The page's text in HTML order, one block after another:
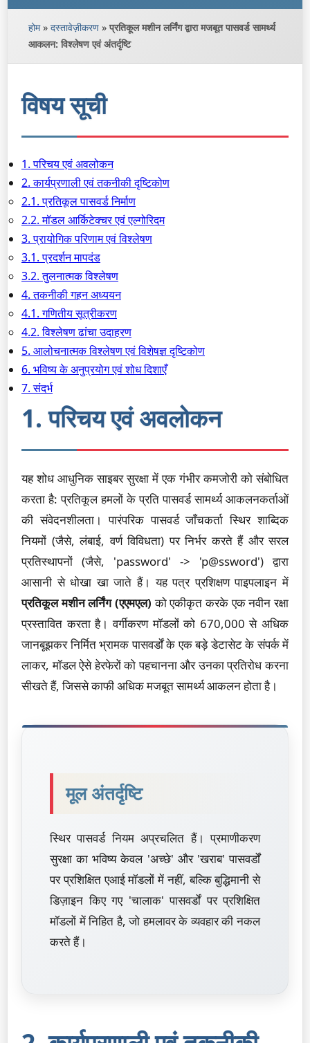
होम» दस्तावेज़ीकरण » प्रतिकूल मशीन लर्निंग द्वारा मजबूत पासवर्ड सामर्थ्य
आकलन: विश्लेषण एवं अंतर्दृष्टि
विषय सूची
1. परिचय एवं अवलोकन
2. कार्यप्रणाली एवं तकनीकी दृष्टिकोण
2.1. प्रतिकूल पासवर्ड निर्माण
2.2. मॉडल आर्किटेक्चर एवं एल्गोरिदम
3. प्रायोगिक परिणाम एवं विश्लेषण
3.1. प्रदर्शन मापदंड
3.2. तुलनात्मक विश्लेषण
4. तकनीकी गहन अध्ययन
4.1. गणितीय सूत्रीकरण
4.2. विश्लेषण ढांचा उदाहरण
5. आलोचनात्मक विश्लेषण एवं विशेषज्ञ दृष्टिकोण
6. भविष्य के अनुप्रयोग एवं शोध दिशाएँ
7. संदर्भ
1. परिचय एवं अवलोकन
यह शोध आधुनिक साइबर सुरक्षा में एक गंभीर कमजोरी को संबोधित
करता है: प्रतिकूल हमलों के प्रति पासवर्ड सामर्थ्य आकलनकर्ताओं
की संवेदनशीलता। पारंपरिक पासवर्ड जाँचकर्ता स्थिर शाब्दिक
नियमों (जैसे, लंबाई, वर्ण विविधता) पर निर्भर करते हैं और सरल
प्रतिस्थापनों (जैसे, 'password' -> 'p@ssword') द्वारा
आसानी से धोखा खा जाते हैं। यह पत्र प्रशिक्षण पाइपलाइन में
प्रतिकूल मशीन लर्निंग (एएमएल) को एकीकृत करके एक नवीन रक्षा
प्रस्तावित करता है। वर्गीकरण मॉडलों को 670,000 से अधिक
जानबूझकर निर्मित भ्रामक पासवर्डों के एक बड़े डेटासेट के संपर्क में
लाकर, मॉडल ऐसे हेरफेरों को पहचानना और उनका प्रतिरोध करना
सीखते हैं, जिससे काफी अधिक मजबूत सामर्थ्य आकलन होता है।
मूल अंतर्दृष्टि
स्थिर पासवर्ड नियम अप्रचलित हैं। प्रमाणीकरण
सुरक्षा का भविष्य केवल 'अच्छे' और 'खराब' पासवर्डों
पर प्रशिक्षित एआई मॉडलों में नहीं, बल्कि बुद्धिमानी से
डिज़ाइन किए गए 'चालाक' पासवर्डों पर प्रशिक्षित
मॉडलों में निहित है, जो हमलावर के व्यवहार की नकल
करते हैं।